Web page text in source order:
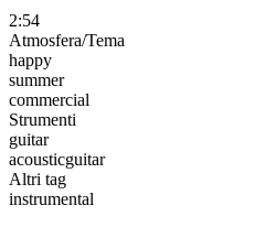
2:54
Atmosfera/Tema
happy
summer
commercial
Strumenti
guitar
acousticguitar
Altri tag
instrumental